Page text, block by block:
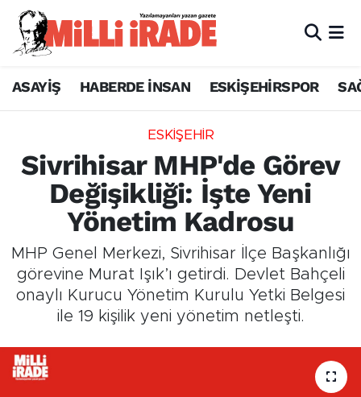
ASAYİŞ HABERDE İNSAN ESKİŞEHİRSPOR
ESKİŞEHİR
Sivrihisar MHP'de Görev
Değişikliği: İşte Yeni
Yönetim Kadrosu
MHP Genel Merkezi, Sivrihisar İlçe Başkanlığı
görevine Murat Işık’ı getirdi. Devlet Bahçeli
onaylı Kurucu Yönetim Kurulu Yetki Belgesi
ile 19 kişilik yeni yönetim netleşti.